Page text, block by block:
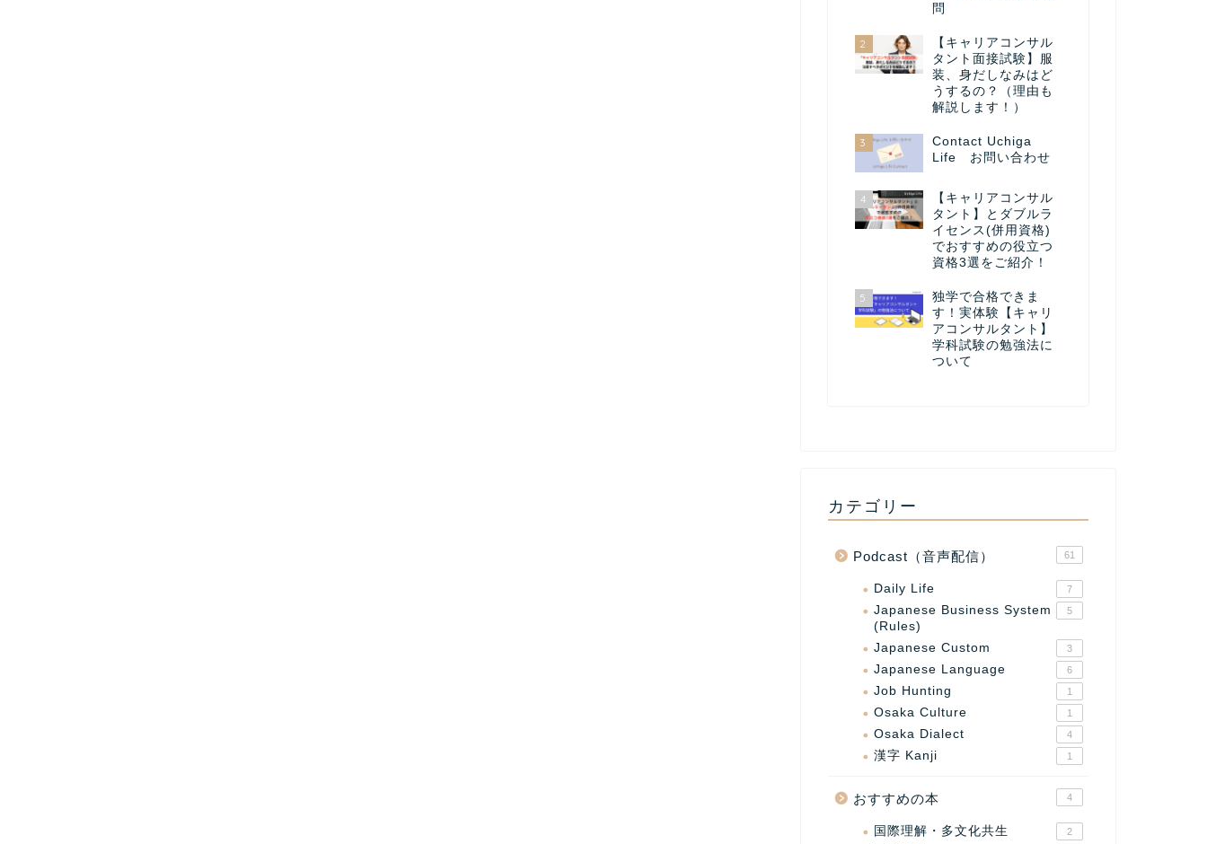
問
2
【キャリアコンサル
タント面接試験】服
装、身だしなみはど
うするの？（理由も
解説します！）
3
Contact Uchiga
Life お問い合わせ
4
【キャリアコンサル
タント】とダブルラ
イセンス(併用資格)
でおすすめの役立つ
資格3選をご紹介！
5
独学で合格できま
す！実体験【キャリ
アコンサルタント】
学科試験の勉強法に
ついて
カテゴリー
Podcast（音声配信） 61
Daily Life 7
Japanese Business System
(Rules)
5
Japanese Custom 3
Japanese Language 6
Job Hunting 1
Osaka Culture 1
Osaka Dialect 4
漢字 Kanji 1
おすすめの本 4
国際理解・多文化共生 2